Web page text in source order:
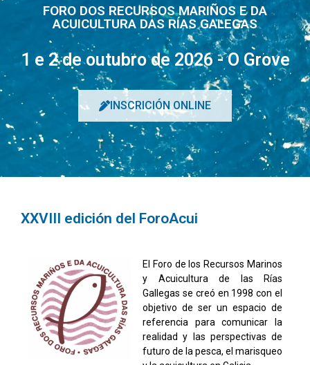
FORO DOS RECURSOS MARIÑOS E DA
ACUICULTURA DAS RÍAS GALEGAS
1 e 2 de outubro de 2026 - O Grove
INSCRICIÓN ONLINE
XXVIII edición del ForoAcui
El Foro de los Recursos Marinos
y Acuicultura de las Rías
Gallegas se creó en 1998 con el
objetivo de ser un espacio de
referencia para comunicar la
realidad y las perspectivas de
futuro de la pesca, el marisqueo